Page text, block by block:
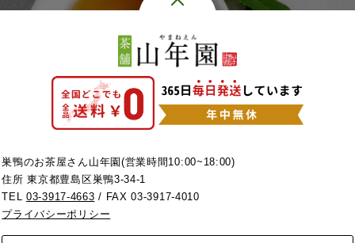
巣鴨のお茶屋さん山年園(営業時間10:00~18:00)
住所 東京都豊島区巣鴨3-34-1
TEL03-3917-4663 / FAX 03-3917-4010
プライバシーポリシー